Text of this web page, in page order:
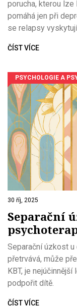
porucha, kterou
pomáhá jen při
se relapsy
ČÍST VÍCE
PSYCHOLOGIE A
30 říj, 2025
Separační
strach z
Separační úzkost
přetrvává, může
KBT, je
podpořit dítě.
ČÍST VÍCE